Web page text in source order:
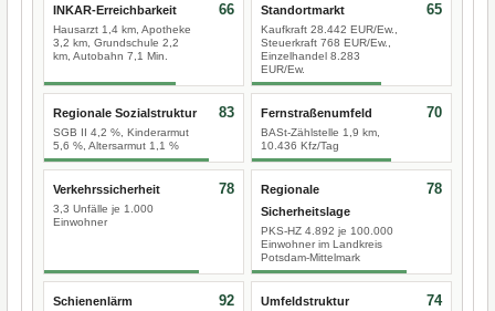
INKAR-Erreichbarkeit
Hausarzt 1,4 km, Apotheke
3,2 km, Grundschule 2,2
km, Autobahn 7,1 Min.
66 Standortmarkt
Kaufkraft 28.442 EUR/Ew.,
Steuerkraft 768 EUR/Ew.,
Einzelhandel 8.283
EUR/Ew.
65
Regionale Sozialstruktur
SGB II 4,2 %, Kinderarmut
5,6 %, Altersarmut 1,1 %
83 Fernstraßenumfeld
BASt-Zählstelle 1,9 km,
10.436 Kfz/Tag
70
Verkehrssicherheit
3,3 Unfälle je 1.000
Einwohner
78
Regionale
Sicherheitslage
PKS-HZ 4.892 je 100.000
Einwohner im Landkreis
Potsdam-Mittelmark
78
Schienenlärm 92 Umfeldstruktur 74